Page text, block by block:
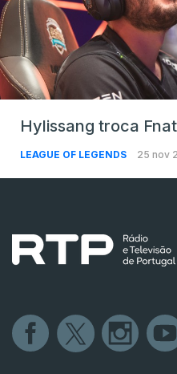
Hylissang troca
LEAGUE OF LEGENDS 25 nov